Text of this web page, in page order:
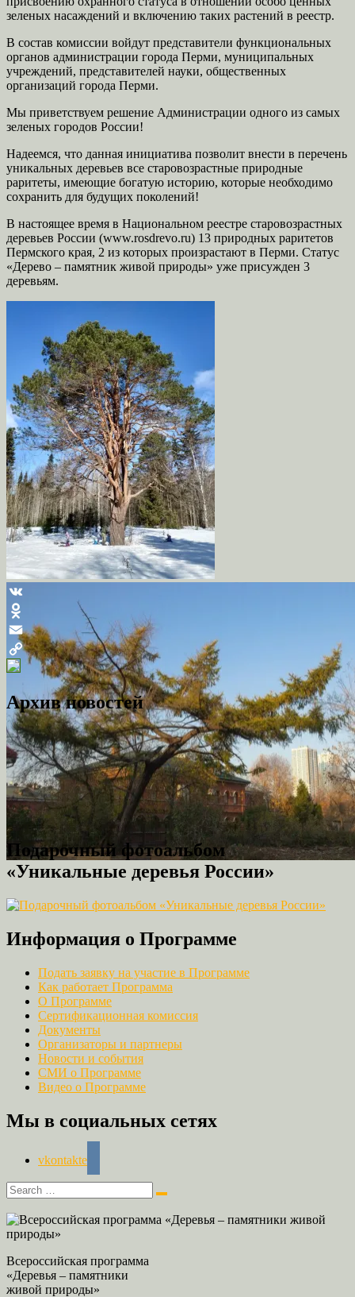
зеленых насаждений и включению таких растений в реестр.
В состав комиссии войдут представители функциональных
органов администрации города Перми, муниципальных
учреждений, представителей науки, общественных
организаций города Перми.
Мы приветствуем решение Администрации одного из самых
зеленых городов России!
Надеемся, что данная инициатива позволит внести в перечень
уникальных деревьев все старовозрастные природные
раритеты, имеющие богатую историю, которые необходимо
сохранить для будущих поколений!
В настоящее время в Национальном реестре старовозрастных
деревьев России (www.rosdrevo.ru) 13 природных раритетов
Пермского края, 2 из которых произрастают в Перми. Статус
«Дерево – памятник живой природы» уже присужден 3
деревьям.
VK
Odnoklassniki
Email
Copy
Архив новостей
2025 2024 2023 2022 2021 2020
2019 2018 2017 2016 2015 2014 2013
2012 2011 2010
Подарочный фотоальбом
«Уникальные деревья России»
Информация о Программе
Подать заявку на участие в Программе
Как работает Программа
О Программе
Сертификационная комиссия
Документы
Организаторы и партнеры
Новости и события
СМИ о Программе
Видео о Программе
Мы в социальных сетях
vkontakte
Всероссийская программа
«Деревья – памятники
живой природы»